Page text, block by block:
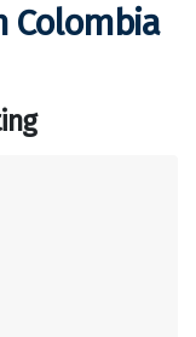
Colombia